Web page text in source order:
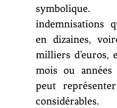
indemnisations
en dizaines,
milliers d’euros,
mois ou
peut
considérables.